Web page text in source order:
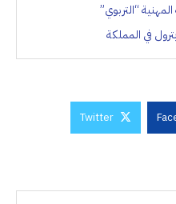
“التربوي”
في المملكة
Twitter